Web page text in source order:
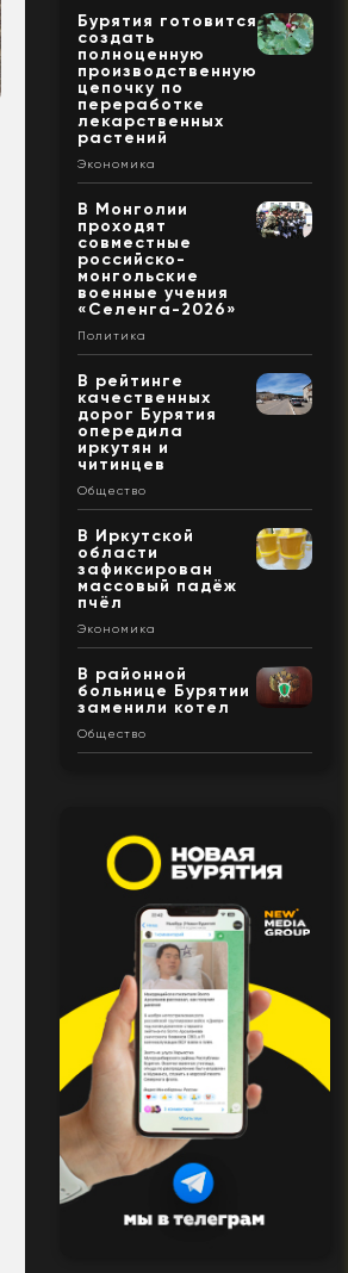
Бурятия готовится
создать
полноценную
производственную
цепочку по
переработке
лекарственных
растений
Экономика
В Монголии
проходят
совместные
российско-
монгольские
военные учения
«Селенга-2026»
Политика
В рейтинге
качественных
дорог Бурятия
опередила
иркутян и
читинцев
Общество
В Иркутской
области
зафиксирован
массовый падёж
пчёл
Экономика
В районной
больнице Бурятии
заменили котел
Общество